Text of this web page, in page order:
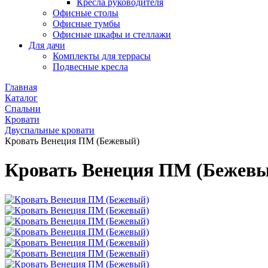
Кресла руководителя
Офисные столы
Офисные тумбы
Офисные шкафы и стеллажи
Для дачи
Комплекты для террасы
Подвесные кресла
Главная
Каталог
Спальни
Кровати
Двуспальные кровати
Кровать Венеция ПМ (Бежевый)
Кровать Венеция ПМ